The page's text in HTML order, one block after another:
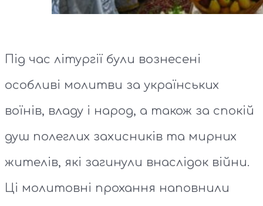
Під час літургії були вознесені
особливі молитви за українських
воїнів, владу і народ, а також за спокій
душ полеглих захисників та мирних
жителів, які загинули внаслідок війни.
Ці молитовні прохання наповнили